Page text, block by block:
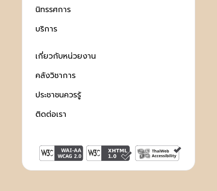
นิทรรศการ
บริการ
เกี่ยวกับหน่วยงาน
คลังวิชาการ
ประชาชนควรรู้
ติดต่อเรา